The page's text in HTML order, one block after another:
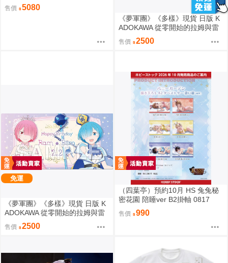
ve 渚 ～花香微笑～ PVC完成品
售價 5080
《夢軍團》《多樣》現貨 日版 K
ADOKAWA 從零開始的拉姆與雷
姆的生日生活2025 動漫桌墊 卡
墊 拉姆&雷姆
售價 2500
免運
《夢軍團》《多樣》現貨 日版 K
ADOKAWA 從零開始的拉姆與雷
姆的生日生活2024 動漫桌墊 卡
墊 拉姆&雷姆
售價 2500
（四葉亭）預約10月 HS 兔兔秘
密花園 陪睡ver B2掛軸 0817
售價 990